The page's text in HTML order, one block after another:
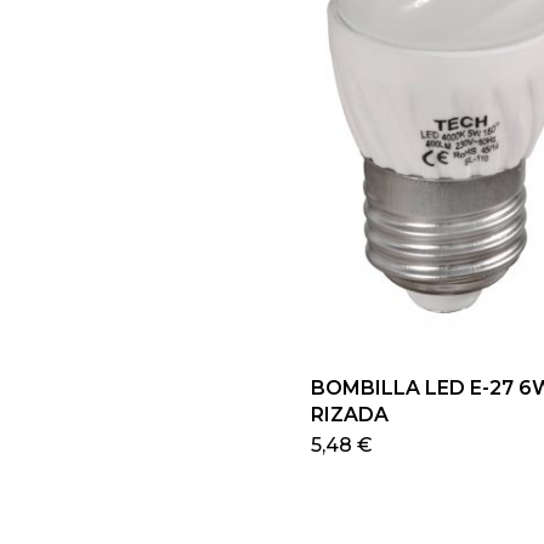
BOMBILLA LED E-27
RIZADA
5,48 €